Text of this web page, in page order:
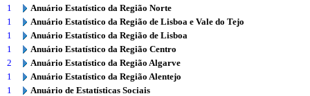
1
Anuário Estatístico da Região Norte
1
Anuário Estatístico da Região de Lisboa e Vale do Tejo
1
Anuário Estatístico da Região de Lisboa
1
Anuário Estatístico da Região Centro
2
Anuário Estatístico da Região Algarve
1
Anuário Estatístico da Região Alentejo
1
Anuário de Estatísticas Sociais